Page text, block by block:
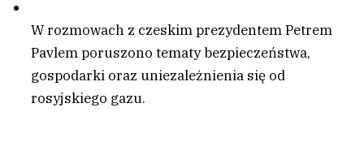
W rozmowach z czeskim prezydentem Petrem
Pavlem poruszono tematy bezpieczeństwa,
gospodarki oraz uniezależnienia się od
rosyjskiego gazu.